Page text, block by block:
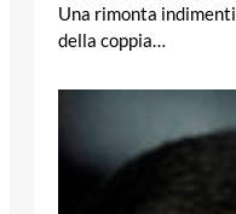
Una rimonta
della coppia…